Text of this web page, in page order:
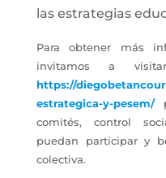
las estrategias
Para obtener más
invitamos a
https://
estrategica-y-pesem/
comités, control
puedan participar y
colectiva.